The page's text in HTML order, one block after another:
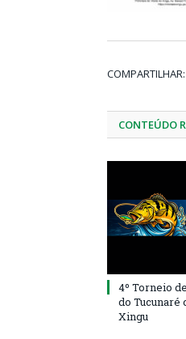
COMPARTILHAR:
CONTEÚDO
4º Torneio
do Tucunaré
Xingu